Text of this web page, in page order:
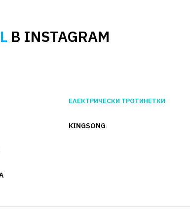
Begode Tesla
ДОБАВИ ЗА СРАВНЕНИЕ ДОБАВИ В ЛЮБИМИ
GotWay | Begode Voltage
В INSTAGRAM
ЕЛЕКТРИЧЕСКИ ТРОТИНЕТКИ
KINGSONG